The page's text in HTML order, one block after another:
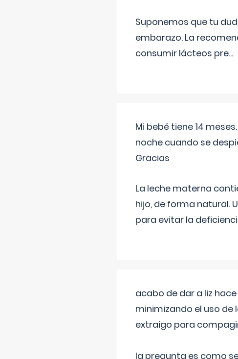
Suponemos que tu
embarazo. La
consumir lácteos pre...
Mi bebé tiene 14
noche cuando se
Gracias
La leche materna
hijo, de forma natural.
para evitar la
acabo de dar a liz
minimizando el uso de
extraigo para
la pregunta es como